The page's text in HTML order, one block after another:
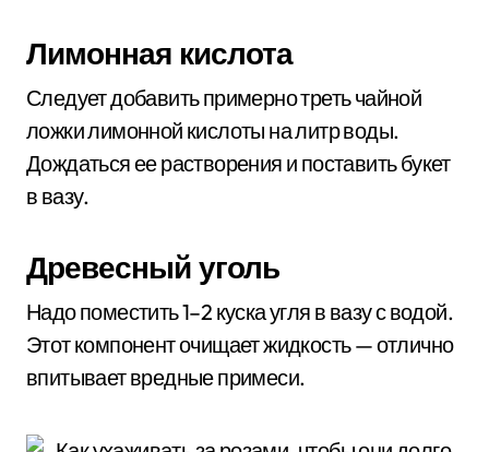
Лимонная кислота
Следует добавить примерно треть чайной
ложки лимонной кислоты на литр воды.
Дождаться ее растворения и поставить букет
в вазу.
Древесный уголь
Надо поместить 1–2 куска угля в вазу с водой.
Этот компонент очищает жидкость — отлично
впитывает вредные примеси.